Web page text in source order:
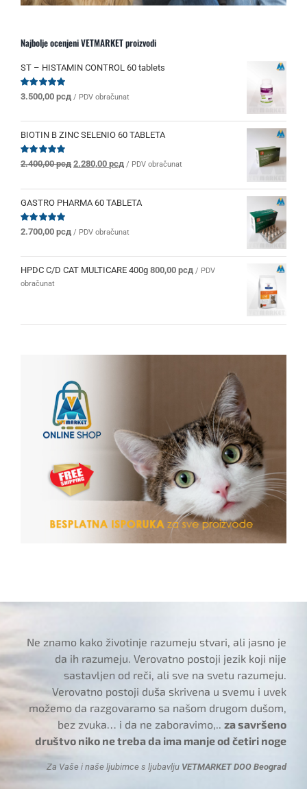
Najbolje ocenjeni VETMARKET proizvodi
ST – HISTAMIN CONTROL 60 tablets
Ocenjeno
od 5
3.500,00 рсд / PDV obračunat
BIOTIN B ZINC SELENIO 60 TABLETA
Ocenjeno
od 5
2.400,00рсд Originalna
je
bila:
2.280,00 рсдTrenutna
je:
2.280,00 рсд.
/ PDV obračunat
GASTRO PHARMA 60 TABLETA
Ocenjeno
od 5
2.700,00 рсд / PDV obračunat
HPDC C/D CAT MULTICARE 400g 800,00 рсд / PDV
obračunat
Ne znamo kako životinje razumeju stvari, ali jasno je
da ih razumeju. Verovatno postoji jezik koji nije
sastavljen od reči, ali sve na svetu razumeju.
Verovatno postoji duša skrivena u svemu i uvek
možemo da razgovaramo sa našom drugom dušom,
bez zvuka… i da ne zaboravimo,..za savršeno
društvo niko ne treba da ima manje od četiri noge
Za Vaše i naše ljubimce s ljubavlju VETMARKET DOO Beograd